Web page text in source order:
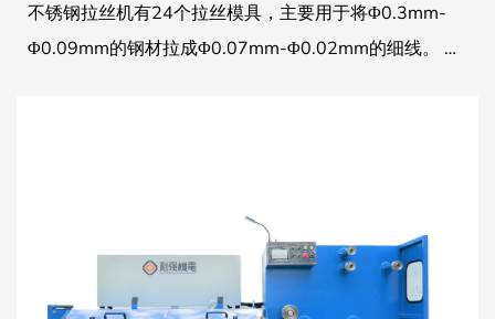
不锈钢拉丝机有24个拉丝模具，主要用于将Φ0.3mm-
Φ0.09mm的钢材拉成Φ0.07mm-Φ0.02mm的细线。 该